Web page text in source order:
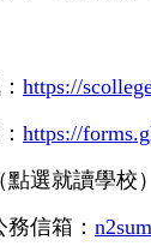
https://
https://
選就讀學校
信箱：